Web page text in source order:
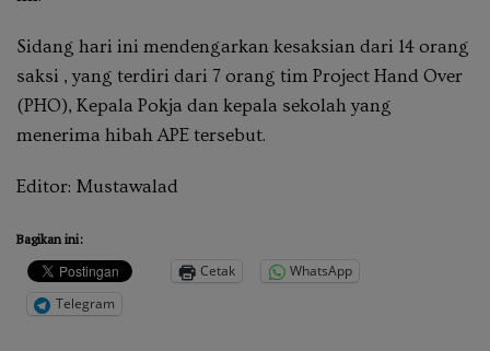
Sidang hari ini mendengarkan kesaksian dari 14 orang
saksi , yang terdiri dari 7 orang tim Project Hand Over
(PHO), Kepala Pokja dan kepala sekolah yang
menerima hibah APE tersebut.
Editor: Mustawalad
Bagikan ini:
Cetak
WhatsApp
Telegram